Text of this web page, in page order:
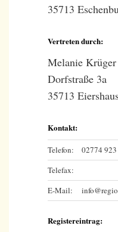
35713
Vertreten durch:
Melanie
Dorfstraße 3a
35713
Kontakt:
Telefon:
02774
Telefax:
E-Mail:
Registereintrag: